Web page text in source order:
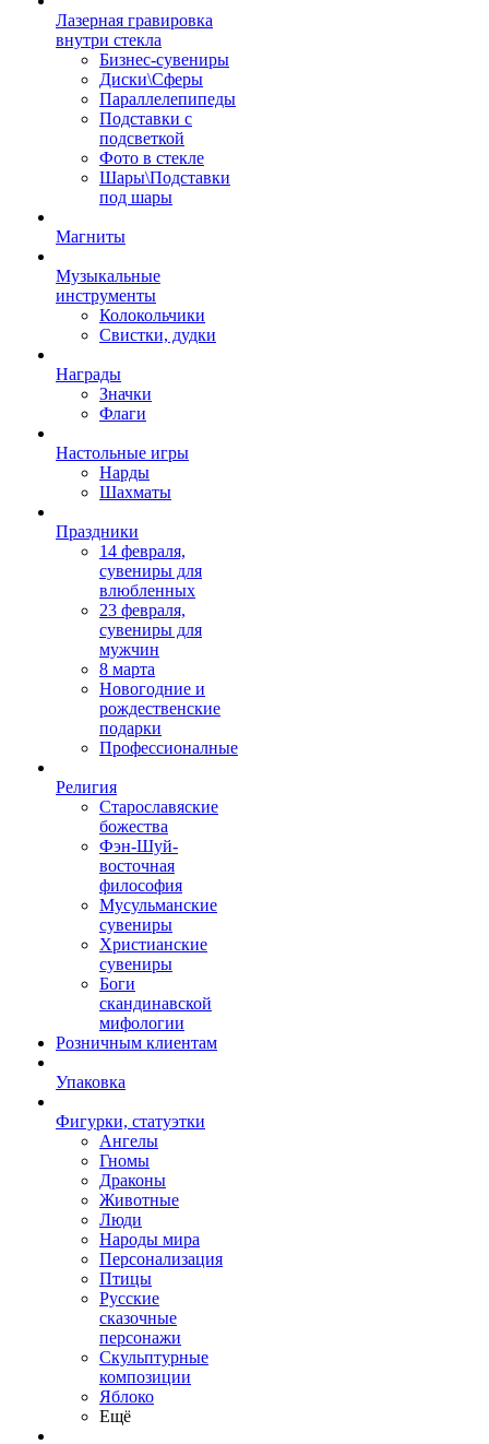
Лазерная гравировка
внутри стекла
Бизнес-сувениры
Диски\Сферы
Параллелепипеды
Подставки с
подсветкой
Фото в стекле
Шары\Подставки
под шары
Магниты
Музыкальные
инструменты
Колокольчики
Свистки, дудки
Награды
Значки
Флаги
Настольные игры
Нарды
Шахматы
Праздники
14 февраля,
сувениры для
влюбленных
23 февраля,
сувениры для
мужчин
8 марта
Новогодние и
рождественские
подарки
Профессионалные
Религия
Старославяские
божества
Фэн-Шуй-
восточная
философия
Мусульманские
сувениры
Христианские
сувениры
Боги
скандинавской
мифологии
Розничным клиентам
Упаковка
Фигурки, статуэтки
Ангелы
Гномы
Драконы
Животные
Люди
Народы мира
Персонализация
Птицы
Русские
сказочные
персонажи
Скульптурные
композиции
Яблоко
Ещё